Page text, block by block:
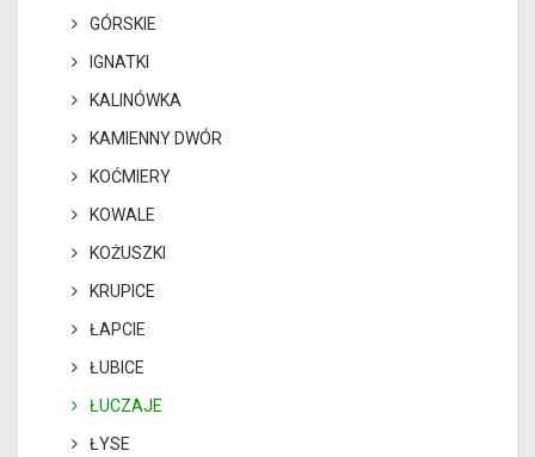
GÓRSKIE
IGNATKI
KALINÓWKA
KAMIENNY DWÓR
KOĆMIERY
KOWALE
KOŻUSZKI
KRUPICE
ŁAPCIE
ŁUBICE
ŁUCZAJE
ŁYSE